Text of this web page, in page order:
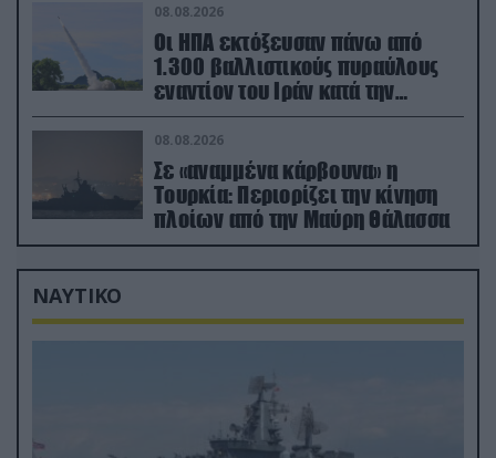
08.08.2026
Οι ΗΠΑ εκτόξευσαν πάνω από
1.300 βαλλιστικούς πυραύλους
εναντίον του Ιράν κατά την
διάρκεια του πολέμου
08.08.2026
Σε «αναμμένα κάρβουνα» η
Τουρκία: Περιορίζει την κίνηση
πλοίων από την Μαύρη Θάλασσα
ΝΑΥΤΙΚΟ